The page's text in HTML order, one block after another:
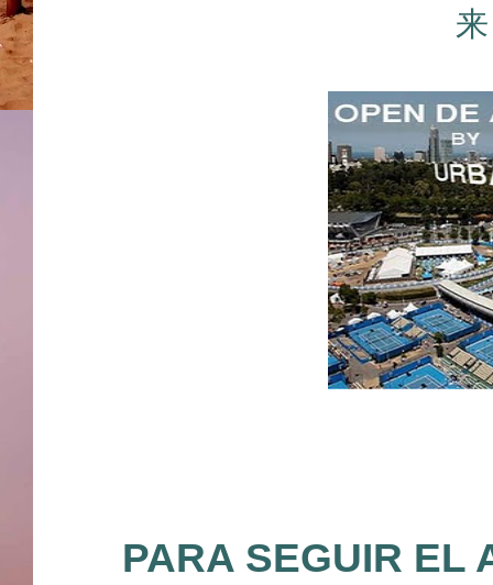
PARA SEGUIR EL